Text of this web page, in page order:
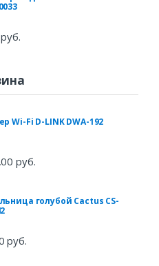
Wi-Fi D-LINK DWA-192
руб.
голубой Cactus CS-
руб.